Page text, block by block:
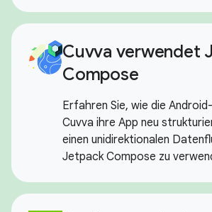
Cuvva verwendet
Compose
Erfahren Sie, wie die
Cuvva ihre App neu
einen unidirektionalen
Jetpack Compose zu